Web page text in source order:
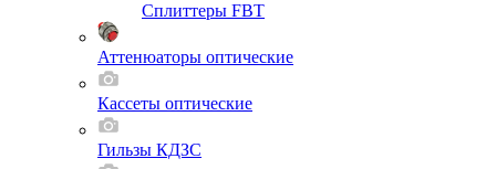
Сплиттеры FBT
Аттенюаторы оптические
Кассеты оптические
Гильзы КДЗС